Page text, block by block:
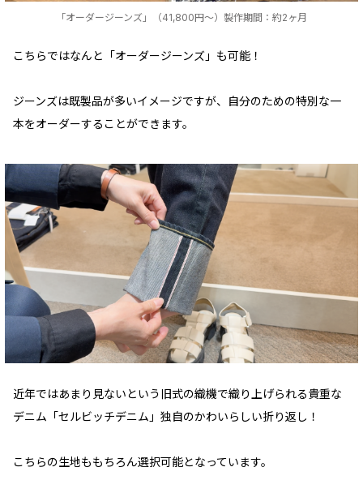
「オーダージーンズ」（41,800円～）製作期間：約2ヶ月
こちらではなんと「オーダージーンズ」も可能！
ジーンズは既製品が多いイメージですが、自分のための特別な一
本をオーダーすることができます。
近年ではあまり見ないという旧式の織機で織り上げられる貴重な
デニム「セルビッチデニム」独自のかわいらしい折り返し！
こちらの生地ももちろん選択可能となっています。